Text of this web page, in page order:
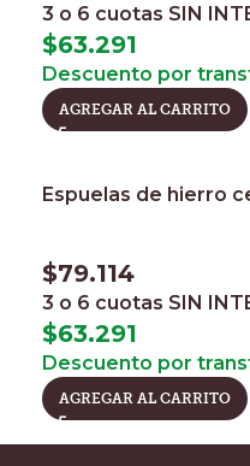
3 o 6 cuotas SIN
$63.291
Descuento por
AGREGAR AL CARRITO
Espuelas de hierro
$79.114
3 o 6 cuotas SIN
$63.291
Descuento por
AGREGAR AL CARRITO